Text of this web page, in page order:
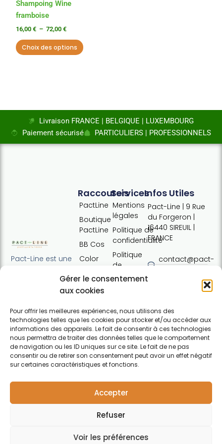
Gérer le consentement
aux cookies
Pour offrir les meilleures expériences, nous utilisons des
technologies telles que les cookies pour stocker et/ou accéder aux
informations des appareils. Le fait de consentir à ces technologies
nous permettra de traiter des données telles que le comportement
de navigation ou les ID uniques sur ce site. Le fait de ne pas
consentir ou de retirer son consentement peut avoir un effet négatif
sur certaines caractéristiques et fonctions.
Accepter
Refuser
Voir les préférences
Shampoing Wine
framboise
16,00 € – 72,00 €
Choix des options
choisies
sur
la
page
du
Livraison FRANCE | BELGIQUE | LUXEMBOURG
Paiement sécurisé
PARTICULIERS | PROFESSIONNELS
Pact-Line est une
proposant des
capillaires de
haute qualité et
soucieux du
respect de
l'environnement.
Pour particuliers et
F
Services
Mentions
légales
Politique de
confidentialité
Politique
de
cookies
de vente
Contact
Raccourcis
PactLine
Boutique
PactLine
BB Cos
Color
Pure
Elements
Infos Utiles
Pact-Line | 9 Rue
du Forgeron |
16440 SIREUIL |
FRANCE
contact@pact-
Tel : +33 (0)7
Horaires:
Lundi · 13h30 ·
17h30 | Mardi,
mercredi,
jeudi : 09h30 ·
12h30 / 13h30 ·
Vendredi :